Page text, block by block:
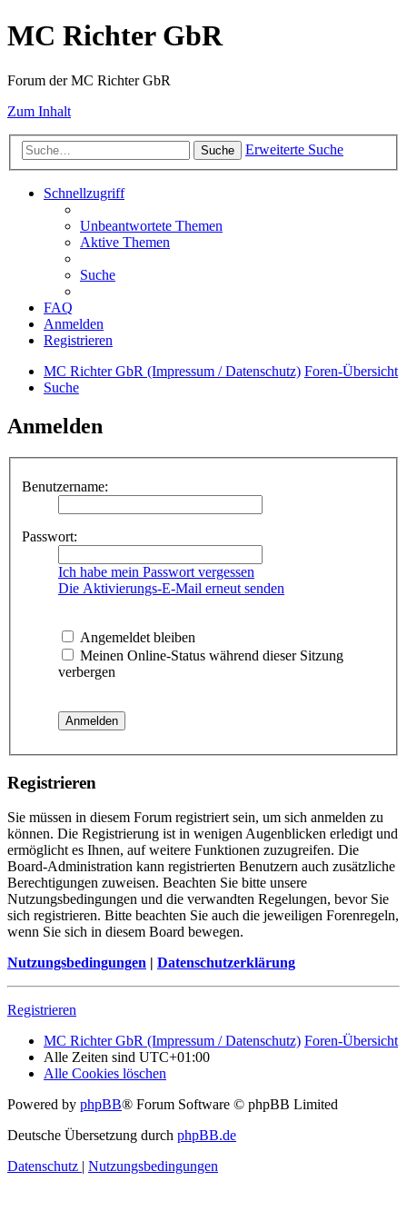
MC Richter GbR
Forum der MC Richter GbR
Zum Inhalt
Suche Erweiterte Suche
Schnellzugriff
Unbeantwortete Themen
Aktive Themen
Suche
FAQ
Anmelden
Registrieren
MC Richter GbR (Impressum / Datenschutz) Foren-Übersicht
Suche
Anmelden
Benutzername:
Passwort:
Ich habe mein Passwort vergessen
Die Aktivierungs-E-Mail erneut senden
Angemeldet bleiben
Meinen Online-Status während dieser Sitzung
verbergen
Registrieren
Sie müssen in diesem Forum registriert sein, um sich anmelden zu
können. Die Registrierung ist in wenigen Augenblicken erledigt und
ermöglicht es Ihnen, auf weitere Funktionen zuzugreifen. Die
Board-Administration kann registrierten Benutzern auch zusätzliche
Berechtigungen zuweisen. Beachten Sie bitte unsere
Nutzungsbedingungen und die verwandten Regelungen, bevor Sie
sich registrieren. Bitte beachten Sie auch die jeweiligen Forenregeln,
wenn Sie sich in diesem Board bewegen.
Nutzungsbedingungen | Datenschutzerklärung
Registrieren
MC Richter GbR (Impressum / Datenschutz) Foren-Übersicht
Alle Zeiten sind UTC+01:00
Alle Cookies löschen
Powered by phpBB® Forum Software © phpBB Limited
Deutsche Übersetzung durch phpBB.de
Datenschutz | Nutzungsbedingungen